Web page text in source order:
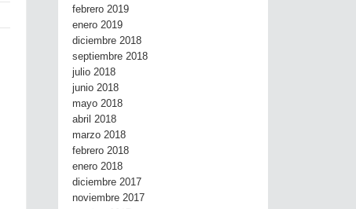
febrero 2019
enero 2019
diciembre 2018
septiembre 2018
julio 2018
junio 2018
mayo 2018
abril 2018
marzo 2018
febrero 2018
enero 2018
diciembre 2017
noviembre 2017